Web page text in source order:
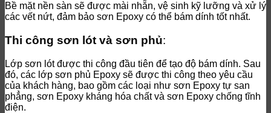
Bề mặt nền sàn sẽ được mài nhẵn, vệ sinh kỹ lưỡng và xử lý
các vết nứt, đảm bảo sơn Epoxy có thể bám dính tốt nhất.
Thi công sơn lót và sơn phủ:
Lớp sơn lót được thi công đầu tiên để tạo độ bám dính. Sau
đó, các lớp sơn phủ Epoxy sẽ được thi công theo yêu cầu
của khách hàng, bao gồm các loại như sơn Epoxy tự san
phẳng, sơn Epoxy kháng hóa chất và sơn Epoxy chống tĩnh
điện.